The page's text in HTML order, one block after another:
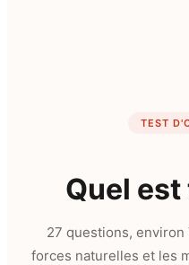
TEST
Quel
27 questions,
forces naturelles et les